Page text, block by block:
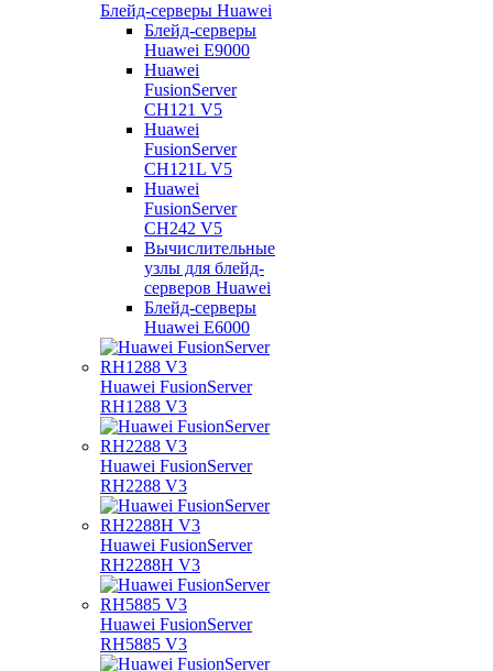
Блейд-серверы Huawei
Блейд-серверы
Huawei E9000
Huawei
FusionServer
CH121 V5
Huawei
FusionServer
CH121L V5
Huawei
FusionServer
CH242 V5
Вычислительные
узлы для блейд-
серверов Huawei
Блейд-серверы
Huawei E6000
Huawei FusionServer
RH1288 V3
Huawei FusionServer
RH2288 V3
Huawei FusionServer
RH2288H V3
Huawei FusionServer
RH5885 V3